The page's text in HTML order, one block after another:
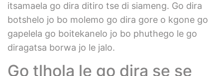
itsamaela go dira ditiro tse di siameng. Go dira
botshelo jo bo molemo go dira gore o kgone go
gapelela go boitekanelo jo bo phuthego le go
diragatsa borwa jo le jalo.
Go tlhola le go dira se se